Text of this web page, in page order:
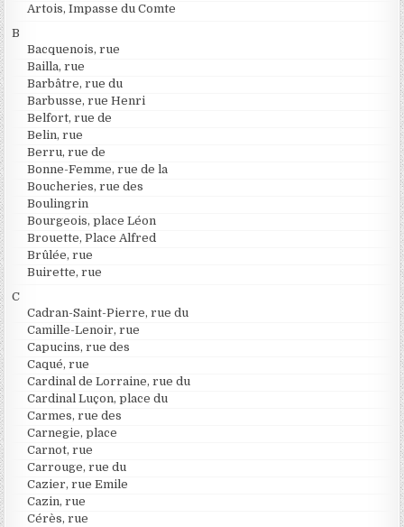
Artois, Impasse du Comte
B
Bacquenois, rue
Bailla, rue
Barbâtre, rue du
Barbusse, rue Henri
Belfort, rue de
Belin, rue
Berru, rue de
Bonne-Femme, rue de la
Boucheries, rue des
Boulingrin
Bourgeois, place Léon
Brouette, Place Alfred
Brûlée, rue
Buirette, rue
C
Cadran-Saint-Pierre, rue du
Camille-Lenoir, rue
Capucins, rue des
Caqué, rue
Cardinal de Lorraine, rue du
Cardinal Luçon, place du
Carmes, rue des
Carnegie, place
Carnot, rue
Carrouge, rue du
Cazier, rue Emile
Cazin, rue
Cérès, rue